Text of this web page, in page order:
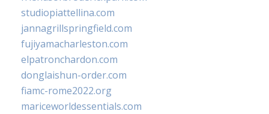
studiopiattellina.com
jannagrillspringfield.com
fujiyamacharleston.com
elpatronchardon.com
donglaishun-order.com
fiamc-rome2022.org
mariceworldessentials.com